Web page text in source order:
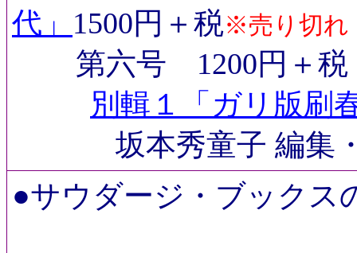
代」 1500円＋税※売り切れ
第六号 1200円＋税
別輯１「ガリ版刷
坂本秀童子 編集・
●サウダージ・ブックス